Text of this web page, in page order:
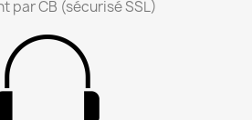
par CB (sécurisé SSL)​